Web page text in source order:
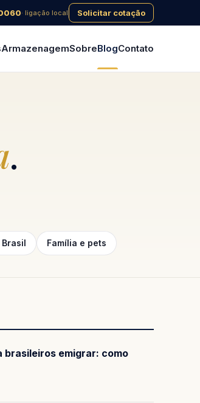
· ligação local Solicitar cotação
ArmazenagemSobreBlogContato
.
Família e pets
brasileiros emigrar: como